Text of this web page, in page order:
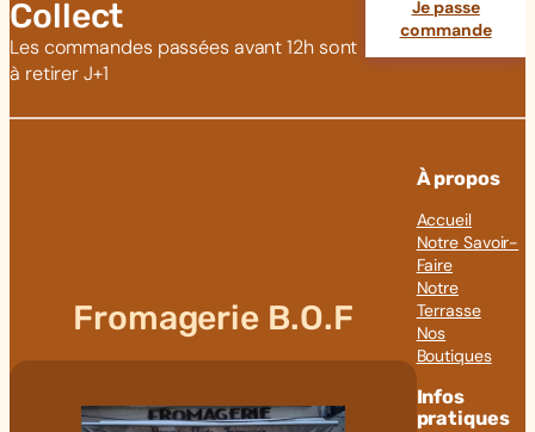
Collect
Les commandes passées avant 12h sont
à retirer J+1
Je passe
commande
Fromagerie B.O.F
À propos
Accueil
Notre Savoir-
Faire
Notre
Terrasse
Nos
Boutiques
Infos
pratiques